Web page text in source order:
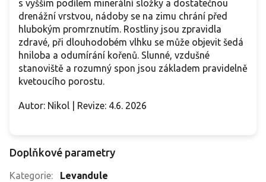
s vyšším podílem minerální složky a dostatečnou
drenážní vrstvou, nádoby se na zimu chrání před
hlubokým promrznutím. Rostliny jsou zpravidla
zdravé, při dlouhodobém vlhku se může objevit šedá
hniloba a odumírání kořenů. Slunné, vzdušné
stanoviště a rozumný spon jsou základem pravidelně
kvetoucího porostu.
Autor: Nikol | Revize: 4.6. 2026
Doplňkové parametry
Kategorie:
Levandule